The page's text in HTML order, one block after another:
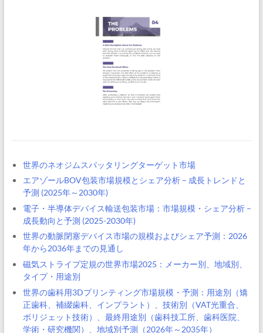
世界のネオジムスパッタリングターゲット市場
エアゾールBOV包装市場規模とシェア分析 – 成長トレンドと
予測 (2025年～2030年)
電子・半導体デバイス輸送包装市場：市場規模・シェア分析 –
成長動向と予測 (2025-2030年)
世界の動脈閉塞デバイス市場の規模およびシェア予測：2026
年から2036年までの見通し
磁気ストライプ定規の世界市場2025：メーカー別、地域別、
タイプ・用途別
世界の歯科用3Dプリンティング市場規模・予測：用途別（矯
正歯科、補綴歯科、インプラント）、技術別（VAT光重合、
ポリジェット技術）、最終用途別（歯科技工所、歯科医院、
学術・研究機関）、地域別予測（2026年～2035年）